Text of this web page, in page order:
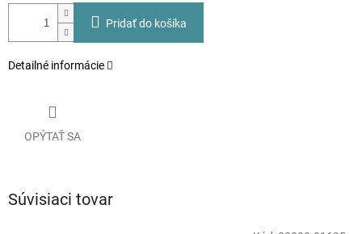
Pridať do košíka
Detailné informácie
OPÝTAŤ SA
Súvisiaci tovar